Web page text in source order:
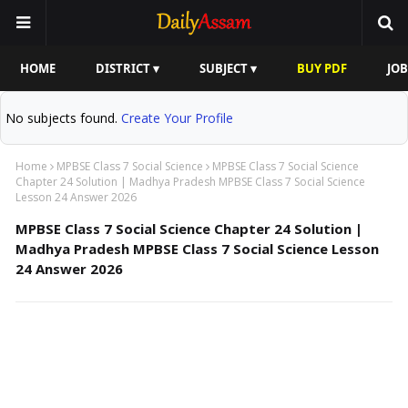
HOME DISTRICT ▾ SUBJECT ▾ BUY PDF
No subjects found. Create Your Profile
Home MPBSE Class 7 Social Science
MPBSE Class 7 Social Science
Chapter 24 Solution | Madhya Pradesh MPBSE Class 7 Social Science
Lesson 24 Answer 2026
MPBSE Class 7 Social Science Chapter 24 Solution |
Madhya Pradesh MPBSE Class 7 Social Science Lesson
24 Answer 2026